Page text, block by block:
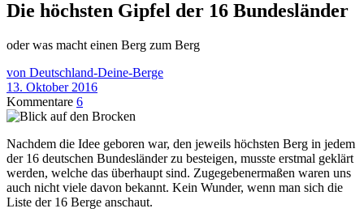
Die höchsten Gipfel der 16 Bundesländer
oder was macht einen Berg zum Berg
von Deutschland-Deine-Berge
13. Oktober 2016
Kommentare 6
Nachdem die Idee geboren war, den jeweils höchsten Berg in jedem
der 16 deutschen Bundesländer zu besteigen, musste erstmal geklärt
werden, welche das überhaupt sind. Zugegebenermaßen waren uns
auch nicht viele davon bekannt. Kein Wunder, wenn man sich die
Liste der 16 Berge anschaut.